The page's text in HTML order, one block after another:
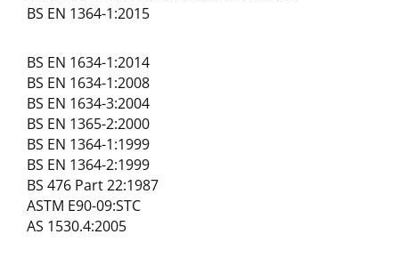
BS EN 1364-1:2015
BS EN 1634-1:2014
BS EN 1634-1:2008
BS EN 1634-3:2004
BS EN 1365-2:2000
BS EN 1364-1:1999
BS EN 1364-2:1999
BS 476 Part 22:1987
ASTM E90-09:STC
AS 1530.4:2005